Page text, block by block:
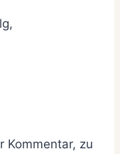
Kommentar, zu